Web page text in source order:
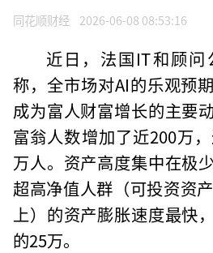
同花顺财经 2026-06-08 08:53:16
近日，法国IT和顾
称，全市场对AI的乐观预
成为富人财富增长的主要
富翁人数增加了近200万
万人。资产高度集中在极
超高净值人群（可投资资
上）的资产膨胀速度最快
的25万。